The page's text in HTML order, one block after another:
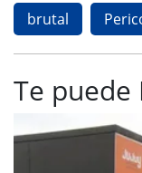
brutal
Te